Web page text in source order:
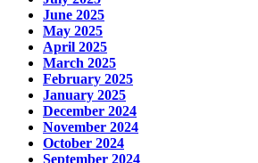
June 2025
May 2025
April 2025
March 2025
February 2025
January 2025
December 2024
November 2024
October 2024
September 2024